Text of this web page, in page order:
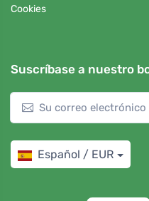
Cookies
Suscríbase a nuestro
Español / EUR